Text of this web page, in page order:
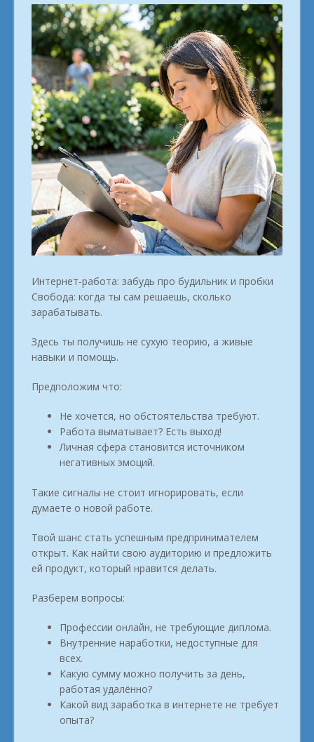
Интернет-работа: забудь про будильник и пробки
Свобода: когда ты сам решаешь, сколько
зарабатывать.
Здесь ты получишь не сухую теорию, а живые
навыки и помощь.
Предположим что:
Не хочется, но обстоятельства требуют.
Работа выматывает? Есть выход!
Личная сфера становится источником
негативных эмоций.
Такие сигналы не стоит игнорировать, если
думаете о новой работе.
Твой шанс стать успешным предпринимателем
открыт. Как найти свою аудиторию и предложить
ей продукт, который нравится делать.
Разберем вопросы:
Профессии онлайн, не требующие диплома.
Внутренние наработки, недоступные для
всех.
Какую сумму можно получить за день,
работая удалённо?
Какой вид заработка в интернете не требует
опыта?